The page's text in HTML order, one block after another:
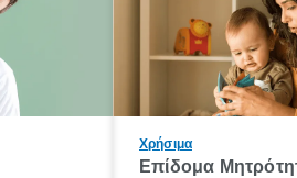
Χρήσιμα
Επίδομα